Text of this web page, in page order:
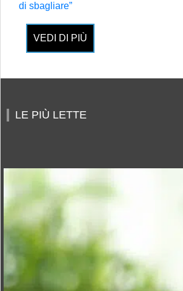
di sbagliare”
VEDI DI PIÙ
LE PIÙ LETTE